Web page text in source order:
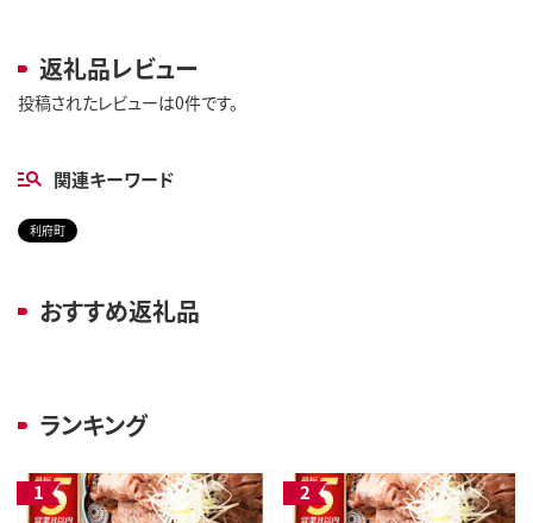
返礼品レビュー
投稿されたレビューは0件です。
関連キーワード
利府町
おすすめ返礼品
ランキング